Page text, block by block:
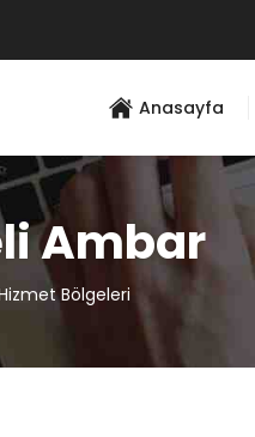
Anasayfa
Ambar
Bölgeleri